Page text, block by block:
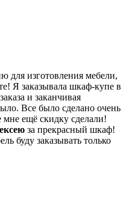
для изготовления мебели,
Я заказывала шкаф-купе в
и заканчивая
Все было сделано очень
ещё скидку сделали!
за прекрасный шкаф!
буду заказывать только